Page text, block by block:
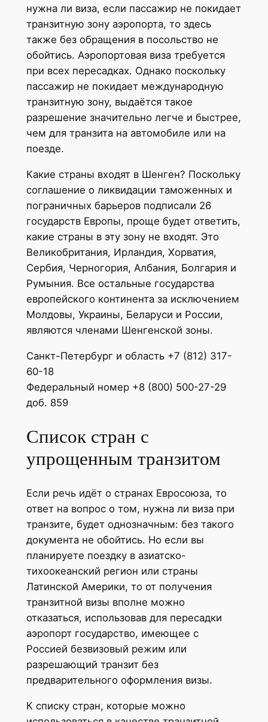
нужна ли виза, если пассажир не покидает
транзитную зону аэропорта, то здесь
также без обращения в посольство не
обойтись. Аэропортовая виза требуется
при всех пересадках. Однако поскольку
пассажир не покидает международную
транзитную зону, выдаётся такое
разрешение значительно легче и быстрее,
чем для транзита на автомобиле или на
поезде.
Какие страны входят в Шенген? Поскольку
соглашение о ликвидации таможенных и
пограничных барьеров подписали 26
государств Европы, проще будет ответить,
какие страны в эту зону не входят. Это
Великобритания, Ирландия, Хорватия,
Сербия, Черногория, Албания, Болгария и
Румыния. Все остальные государства
европейского континента за исключением
Молдовы, Украины, Беларуси и России,
являются членами Шенгенской зоны.
Санкт-Петербург и область +7 (812) 317-
60-18
Федеральный номер +8 (800) 500-27-29
доб. 859
Список стран с
упрощенным транзитом
Если речь идёт о странах Евросоюза, то
ответ на вопрос о том, нужна ли виза при
транзите, будет однозначным: без такого
документа не обойтись. Но если вы
планируете поездку в азиатско-
тихоокеанский регион или страны
Латинской Америки, то от получения
транзитной визы вполне можно
отказаться, использовав для пересадки
аэропорт государство, имеющее с
Россией безвизовый режим или
разрешающий транзит без
предварительного оформления визы.
К списку стран, которые можно